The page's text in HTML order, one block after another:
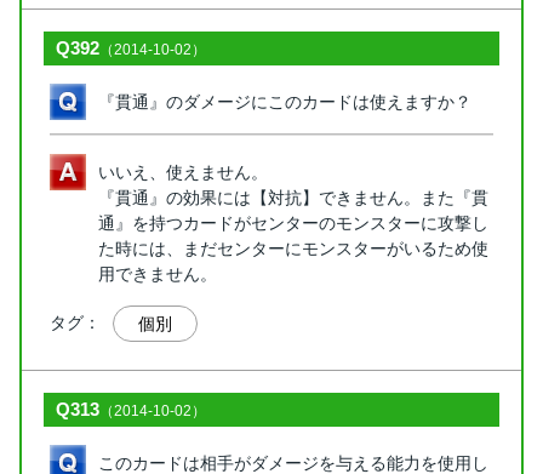
Q392 （2014-10-02）
『貫通』のダメージにこのカードは使えますか？
いいえ、使えません。
『貫通』の効果には【対抗】できません。また『貫
通』を持つカードがセンターのモンスターに攻撃し
た時には、まだセンターにモンスターがいるため使
用できません。
タグ： 個別
Q313 （2014-10-02）
このカードは相手がダメージを与える能力を使用し